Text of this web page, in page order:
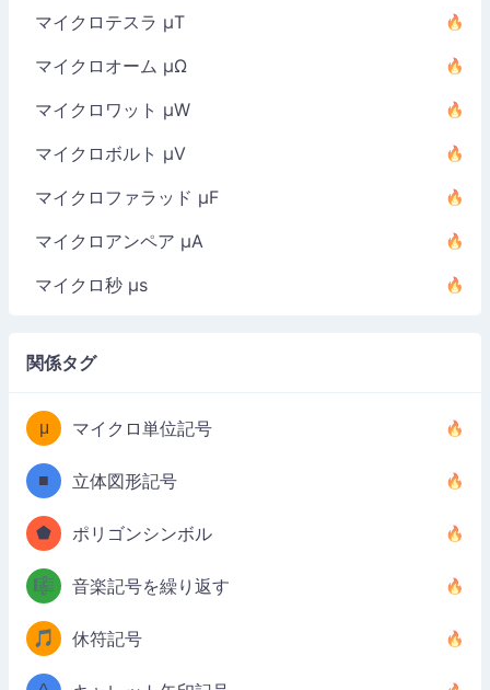
マイクロテスラ µT
マイクロオーム µΩ
マイクロワット µW
マイクロボルト µV
マイクロファラッド µF
マイクロアンペア µA
マイクロ秒 µs
関係タグ
μ マイクロ単位記号
■ 立体図形記号
⬟ ポリゴンシンボル
🎼 音楽記号を繰り返す
🎵 休符記号